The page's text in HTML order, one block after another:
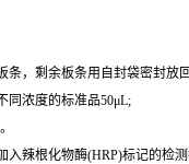
条，剩余板条用自封袋密封放
同浓度的标准品50μL;
辣根化物酶(HRP)标记的检